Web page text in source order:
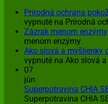
Prírodná ochrana
vypnuté na Prírodná
Zázrak menom enzýmy
menom enzýmy
Ako slová a myšlienky
vypnuté na Ako slová
07
jún
Superpotravina CHIA
Superpotravina CHIA